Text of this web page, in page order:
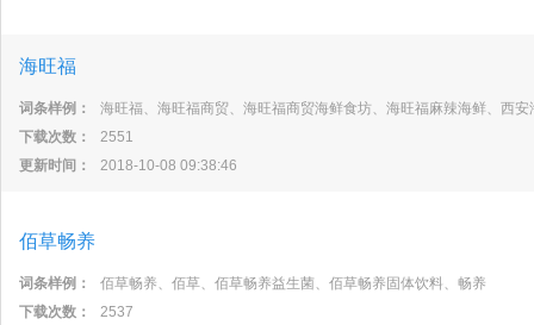
海旺福
词条样例：
海旺福、海旺福商贸、海旺福商贸海鲜食坊、海旺福麻辣海鲜、西
下载次数：
2551
更新时间：
2018-10-08 09:38:46
佰草畅养
词条样例：
佰草畅养、佰草、佰草畅养益生菌、佰草畅养固体饮料、畅养
下载次数：
2537